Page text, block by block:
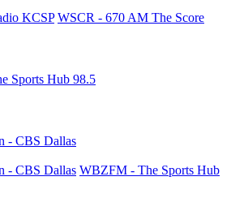
KCSP WSCR - 670 AM The Score
Sports Hub 98.5
- CBS Dallas
- CBS Dallas WBZFM - The Sports Hub